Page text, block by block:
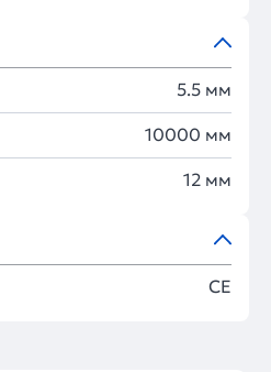
5.5 мм
10000 мм
12 мм
CE